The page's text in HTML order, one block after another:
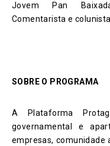
Jovem Pan
Comentarista e
SOBRE O PROGRAMA
A Plataforma
governamental e
empresas, comunidade